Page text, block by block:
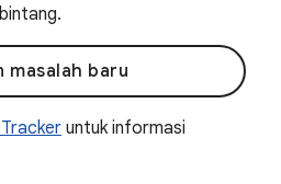
masalah baru
untuk informasi